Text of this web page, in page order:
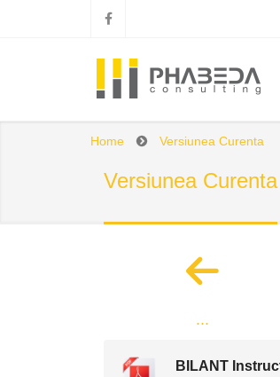
Versiunea Curenta
Home Versiunea Curenta
...
BILANT